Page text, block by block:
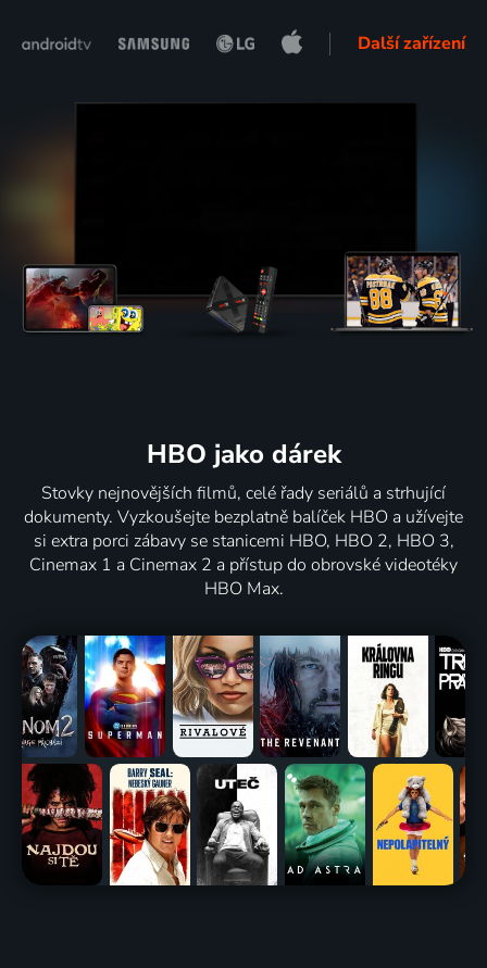
Další zařízení
HBO jako dárek
Stovky nejnovějších filmů, celé řady seriálů a strhující
dokumenty. Vyzkoušejte bezplatně balíček HBO a užívejte
si extra porci zábavy se stanicemi HBO, HBO 2, HBO 3,
Cinemax 1 a Cinemax 2 a přístup do obrovské videotéky
HBO Max.